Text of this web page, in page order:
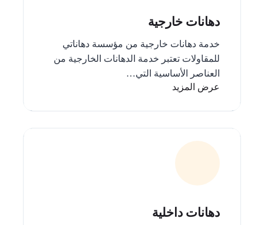
دهانات خارجية
خدمة دهانات خارجية من مؤسسة دهاناتي
للمقاولات تعتبر خدمة الدهانات الخارجية من
العناصر الأساسية التي…
عرض المزيد
دهانات داخلية